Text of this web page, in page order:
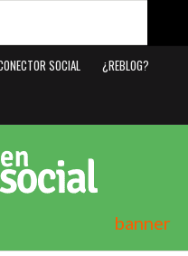
SOCIAL ¿REBLOG?